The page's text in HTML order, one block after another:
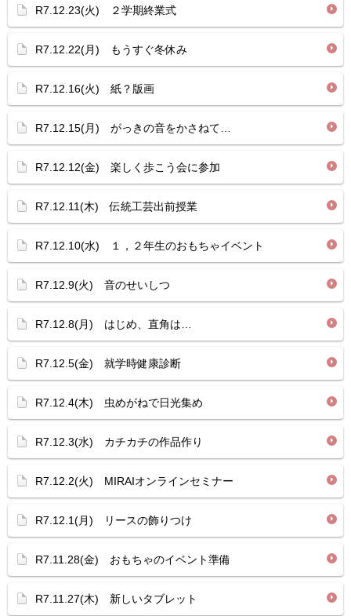
R7.12.23(火) ２学期終業式
R7.12.22(月) もうすぐ冬休み
R7.12.16(火) 紙？版画
R7.12.15(月) がっきの音をかさねて…
R7.12.12(金) 楽しく歩こう会に参加
R7.12.11(木) 伝統工芸出前授業
R7.12.10(水) １，２年生のおもちゃイベント
R7.12.9(火) 音のせいしつ
R7.12.8(月) はじめ、直角は…
R7.12.5(金) 就学時健康診断
R7.12.4(木) 虫めがねで日光集め
R7.12.3(水) カチカチの作品作り
R7.12.2(火) MIRAIオンラインセミナー
R7.12.1(月) リースの飾りつけ
R7.11.28(金) おもちゃのイベント準備
R7.11.27(木) 新しいタブレット